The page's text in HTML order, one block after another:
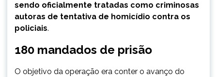
sendo oficialmente tratadas como criminosas
autoras de tentativa de homicídio contra os
policiais.
180 mandados de prisão
O objetivo da operação era conter o avanço do